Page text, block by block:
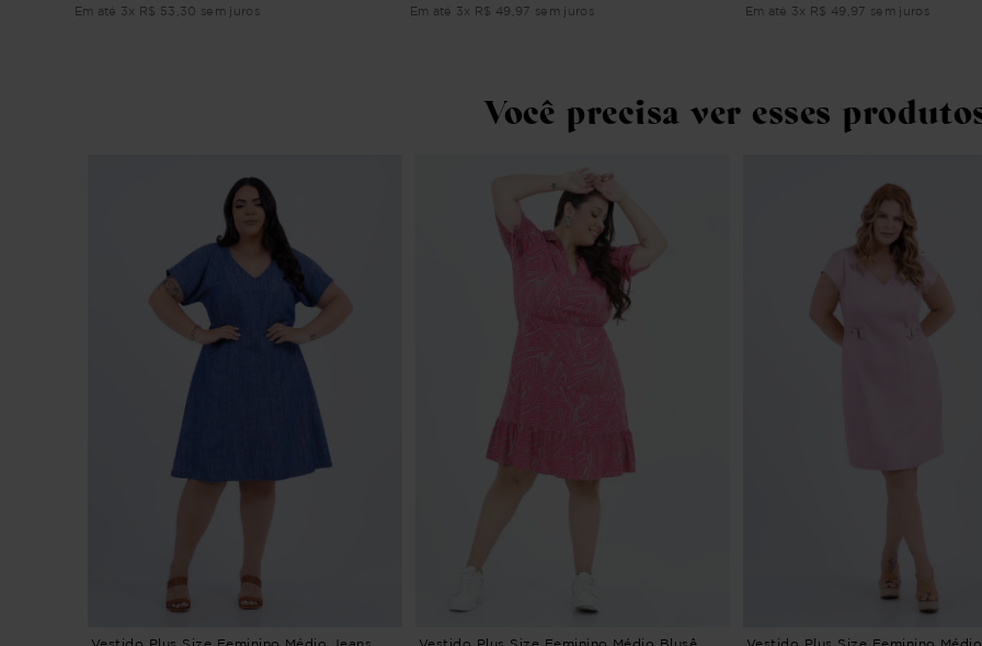
Em até 3x R$ 53 30 sem juros Em até 3x R$ 49 97 sem juros Em até 3x R$ 49 97 sem juros
Você precisa ver esses
Vestido Plus Size Feminino Médio Jeans Vestido Plus Size Feminino Médio Blusê Vestido Plus Size Feminino